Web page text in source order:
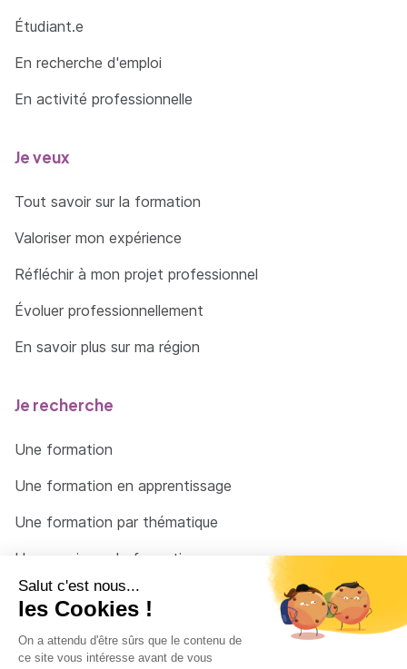
Étudiant.e
En recherche d'emploi
En activité professionnelle
Je veux
Tout savoir sur la formation
Valoriser mon expérience
Réfléchir à mon projet professionnel
Évoluer professionnellement
En savoir plus sur ma région
Je recherche
Une formation
Une formation en apprentissage
Une formation par thématique
Un organisme de formation
Un conseiller